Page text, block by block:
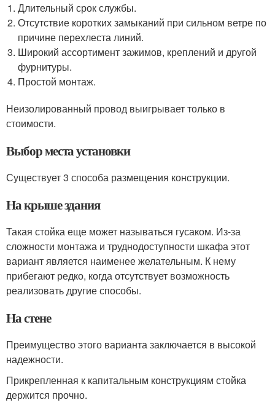
Длительный срок службы.
Отсутствие коротких замыканий при сильном ветре по
причине перехлеста линий.
Широкий ассортимент зажимов, креплений и другой
фурнитуры.
Простой монтаж.
Неизолированный провод выигрывает только в
стоимости.
Выбор места установки
Существует 3 способа размещения конструкции.
На крыше здания
Такая стойка еще может называться гусаком. Из-за
сложности монтажа и труднодоступности шкафа этот
вариант является наименее желательным. К нему
прибегают редко, когда отсутствует возможность
реализовать другие способы.
На стене
Преимущество этого варианта заключается в высокой
надежности.
Прикрепленная к капитальным конструкциям стойка
держится прочно.